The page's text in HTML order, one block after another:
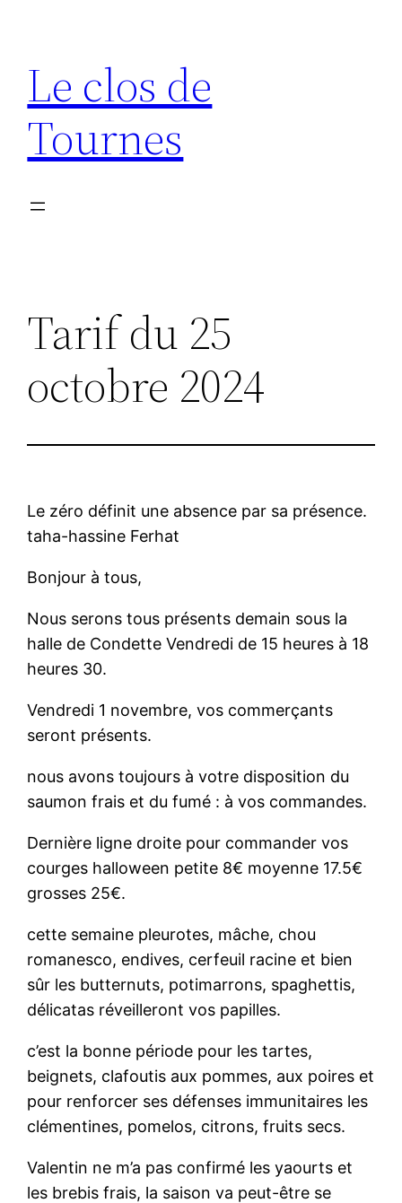
contenu
Le clos de
Tournes
Tarif du 25
octobre 2024
Le zéro définit une absence par sa présence.
taha-hassine Ferhat
Bonjour à tous,
Nous serons tous présents demain sous la
halle de Condette Vendredi de 15 heures à 18
heures 30.
Vendredi 1 novembre, vos commerçants
seront présents.
nous avons toujours à votre disposition du
saumon frais et du fumé : à vos commandes.
Dernière ligne droite pour commander vos
courges halloween petite 8€ moyenne 17.5€
grosses 25€.
cette semaine pleurotes, mâche, chou
romanesco, endives, cerfeuil racine et bien
sûr les butternuts, potimarrons, spaghettis,
délicatas réveilleront vos papilles.
c’est la bonne période pour les tartes,
beignets, clafoutis aux pommes, aux poires et
pour renforcer ses défenses immunitaires les
clémentines, pomelos, citrons, fruits secs.
Valentin ne m’a pas confirmé les yaourts et
les brebis frais, la saison va peut-être se